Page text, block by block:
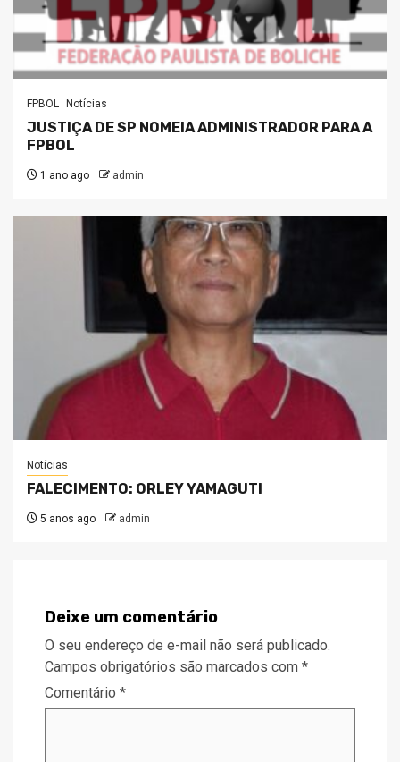
FPBOL Notícias
JUSTIÇA DE SP NOMEIA ADMINISTRADOR PARA A
FPBOL
1 ano ago admin
Notícias
FALECIMENTO: ORLEY YAMAGUTI
5 anos ago admin
Deixe um comentário
O seu endereço de e-mail não será publicado.
Campos obrigatórios são marcados com *
Comentário *